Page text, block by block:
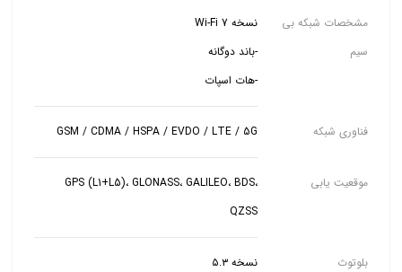
مشخصات شبکه بی
سیم
نسخه Wi‑Fi 7
-باند دوگانه
-هات اسپات
فناوری شبکه GSM / CDMA / HSPA / EVDO / LTE / 5G
موقعیت یابی
GPS (L1+L5)، GLONASS، GALILEO، BDS،
QZSS
بلوتوث نسخه ۵.۳